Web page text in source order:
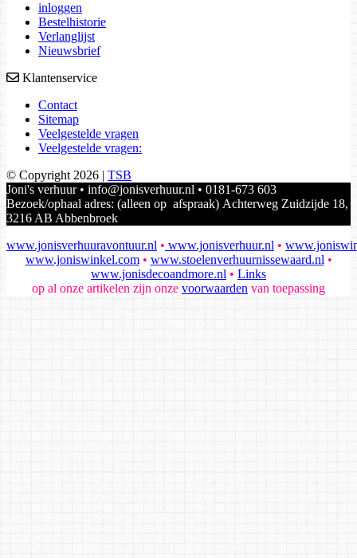
inloggen
Bestelhistorie
Verlanglijst
Nieuwsbrief
Klantenservice
Contact
Sitemap
Veelgestelde vragen
Veelgestelde vragen:
© Copyright 2026 | TSB
Joni's verhuur • info@jonisverhuur.nl • 0181-673 603
Bezoek/ophaal adres: (alleen op afspraak) Achterweg Zuidzijde 18,
3216 AB Abbenbroek
www.jonisverhuuravontuur.nl • www.jonisverhuur.nl •
www.joniswinkel.com• www.stoelenverhuurnissewaard.nl •
www.jonisdecoandmore.nl • Links
op al onze artikelen zijn onze voorwaarden van toepassing